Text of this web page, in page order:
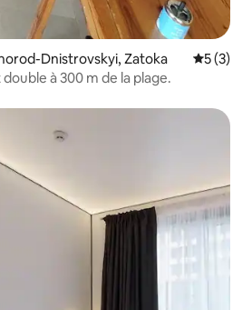
Dnistrovskyi, Zatoka
5 (3)
à 300 m de la plage.